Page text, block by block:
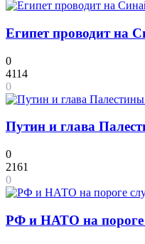
Египет проводит на
0
4114
0
Путин и глава
0
2161
0
РФ и НАТО на пороге